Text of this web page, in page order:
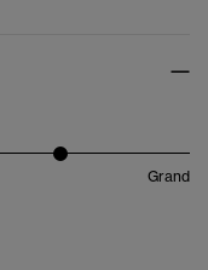
Grand